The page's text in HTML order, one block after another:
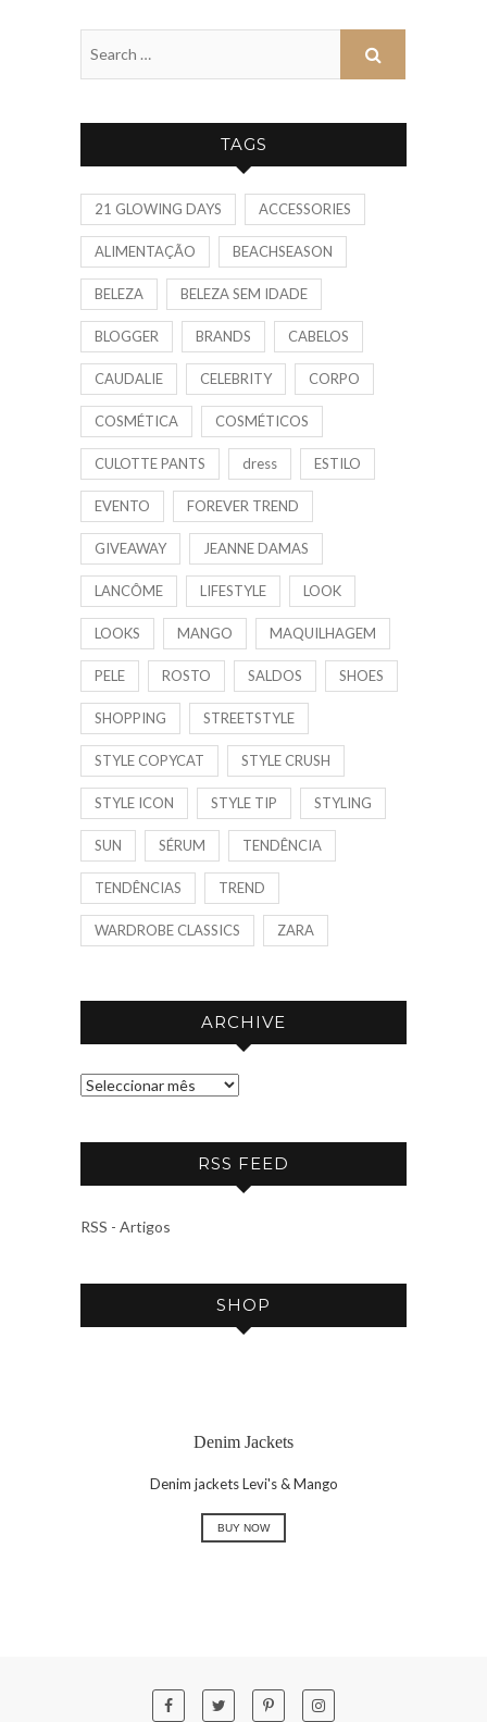
TAGS
21 GLOWING DAYS ACCESSORIES
ALIMENTAÇÃO BEACHSEASON
BELEZA BELEZA SEM IDADE
BLOGGER BRANDS CABELOS
CAUDALIE CELEBRITY CORPO
COSMÉTICA COSMÉTICOS
CULOTTE PANTS dress ESTILO
EVENTO FOREVER TREND
GIVEAWAY JEANNE DAMAS
LANCÔME LIFESTYLE LOOK
LOOKS MANGO MAQUILHAGEM
PELE ROSTO SALDOS SHOES
SHOPPING STREETSTYLE
STYLE COPYCAT STYLE CRUSH
STYLE ICON STYLE TIP STYLING
SUN SÉRUM TENDÊNCIA
TENDÊNCIAS TREND
WARDROBE CLASSICS ZARA
ARCHIVE
A
C
V
RSS FEED
RSS - Artigos
SHOP
Denim Jackets
Denim jackets Levi's & Mango
BUY NOW